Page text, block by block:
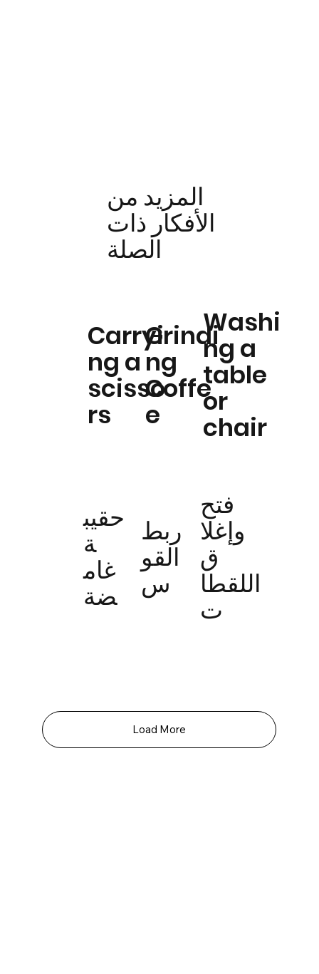
المزيد من
الأفكار ذات
الصلة
Carryi
ng a
scisso
rs
Grindi
ng
Coffe
e
Washi
ng a
table
or
chair
حقيب
ة
غام
ضة
ربط
القو
س
فتح
وإغلا
ق
اللقطا
ت
Load More